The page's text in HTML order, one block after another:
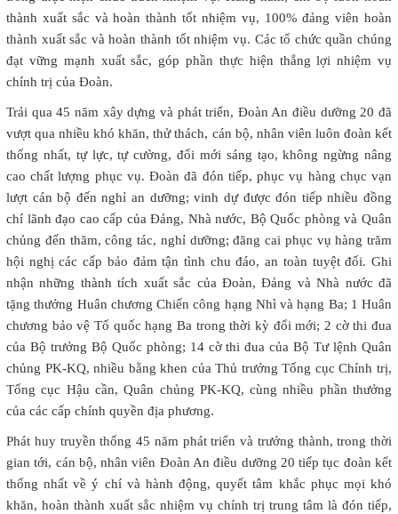
thành xuất sắc và hoàn thành tốt nhiệm vụ, 100% đảng viên hoàn
thành xuất sắc và hoàn thành tốt nhiệm vụ. Các tổ chức quần chúng
đạt vững mạnh xuất sắc, góp phần thực hiện thắng lợi nhiệm vụ
chính trị của Đoàn.
Trải qua 45 năm xây dựng và phát triển, Đoàn An điều dưỡng 20 đã
vượt qua nhiều khó khăn, thử thách, cán bộ, nhân viên luôn đoàn kết
thống nhất, tự lực, tự cường, đổi mới sáng tạo, không ngừng nâng
cao chất lượng phục vụ. Đoàn đã đón tiếp, phục vụ hàng chục vạn
lượt cán bộ đến nghỉ an dưỡng; vinh dự được đón tiếp nhiều đồng
chí lãnh đạo cao cấp của Đảng, Nhà nước, Bộ Quốc phòng và Quân
chủng đến thăm, công tác, nghỉ dưỡng; đăng cai phục vụ hàng trăm
hội nghị các cấp bảo đảm tận tình chu đáo, an toàn tuyệt đối. Ghi
nhận những thành tích xuất sắc của Đoàn, Đảng và Nhà nước đã
tặng thưởng Huân chương Chiến công hạng Nhì và hạng Ba; 1 Huân
chương bảo vệ Tổ quốc hạng Ba trong thời kỳ đổi mới; 2 cờ thi đua
của Bộ trưởng Bộ Quốc phòng; 14 cờ thi đua của Bộ Tư lệnh Quân
chủng PK-KQ, nhiều bằng khen của Thủ trưởng Tổng cục Chính trị,
Tổng cục Hậu cần, Quân chủng PK-KQ, cùng nhiều phần thưởng
của các cấp chính quyền địa phương.
Phát huy truyền thống 45 năm phát triển và trưởng thành, trong thời
gian tới, cán bộ, nhân viên Đoàn An điều dưỡng 20 tiếp tục đoàn kết
thống nhất về ý chí và hành động, quyết tâm khắc phục mọi khó
khăn, hoàn thành xuất sắc nhiệm vụ chính trị trung tâm là đón tiếp,